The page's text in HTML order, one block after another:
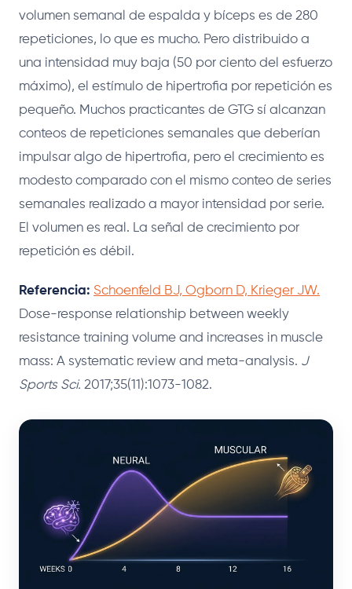
volumen semanal de espalda y bíceps es de 280
repeticiones, lo que es mucho. Pero distribuido a
una intensidad muy baja (50 por ciento del esfuerzo
máximo), el estímulo de hipertrofia por repetición es
pequeño. Muchos practicantes de GTG sí alcanzan
conteos de repeticiones semanales que deberían
impulsar algo de hipertrofia, pero el crecimiento es
modesto comparado con el mismo conteo de series
semanales realizado a mayor intensidad por serie.
El volumen es real. La señal de crecimiento por
repetición es débil.
Referencia: Schoenfeld BJ, Ogborn D, Krieger JW.
Dose-response relationship between weekly
resistance training volume and increases in muscle
mass: A systematic review and meta-analysis. J
Sports Sci. 2017;35(11):1073-1082.